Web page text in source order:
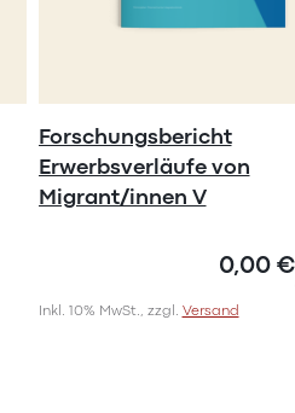
Forschungsbericht
Erwerbsverläufe von
Migrant/innen V
0,00 €
Inkl. 10% MwSt., zzgl. Versand